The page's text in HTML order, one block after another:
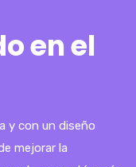
en el
y con un diseño
mejorar la